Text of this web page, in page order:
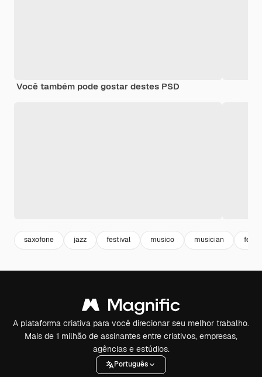
Você também pode gostar destes PSD
saxofone jazz festival musico musician festa
A plataforma criativa para você direcionar seu melhor trabalho.
Mais de 1 milhão de assinantes entre criativos, empresas,
agências e estúdios.
Português